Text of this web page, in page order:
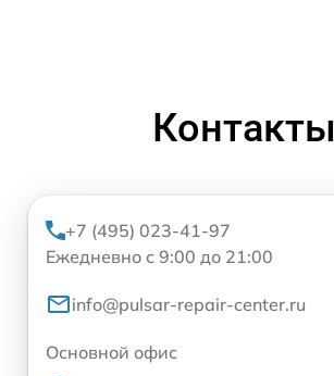
Контакты
+7 (495) 023-41-97
Ежедневно с 9:00 до 21:00
info@pulsar-repair-center.ru
Основной офис